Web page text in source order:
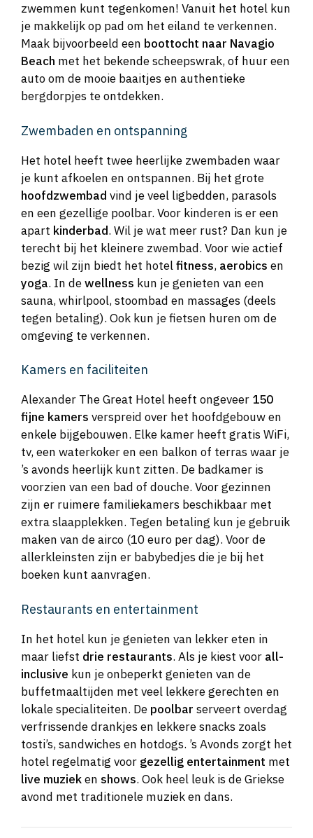
zwemmen kunt tegenkomen! Vanuit het hotel kun
je makkelijk op pad om het eiland te verkennen.
Maak bijvoorbeeld een boottocht naar Navagio
Beach met het bekende scheepswrak, of huur een
auto om de mooie baaitjes en authentieke
bergdorpjes te ontdekken.
Zwembaden en ontspanning
Het hotel heeft twee heerlijke zwembaden waar
je kunt afkoelen en ontspannen. Bij het grote
hoofdzwembad vind je veel ligbedden, parasols
en een gezellige poolbar. Voor kinderen is er een
apart kinderbad. Wil je wat meer rust? Dan kun je
terecht bij het kleinere zwembad. Voor wie actief
bezig wil zijn biedt het hotelfitness, aerobics en
yoga. In dewellness kun je genieten van een
sauna, whirlpool, stoombad en massages (deels
tegen betaling). Ook kun je fietsen huren om de
omgeving te verkennen.
Kamers en faciliteiten
Alexander The Great Hotel heeft ongeveer 150
fijne kamers verspreid over het hoofdgebouw en
enkele bijgebouwen. Elke kamer heeft gratis WiFi,
tv, een waterkoker en een balkon of terras waar je
’s avonds heerlijk kunt zitten. De badkamer is
voorzien van een bad of douche. Voor gezinnen
zijn er ruimere familiekamers beschikbaar met
extra slaapplekken. Tegen betaling kun je gebruik
maken van de airco (10 euro per dag). Voor de
allerkleinsten zijn er babybedjes die je bij het
boeken kunt aanvragen.
Restaurants en entertainment
In het hotel kun je genieten van lekker eten in
maar liefst drie restaurants. Als je kiest voor all-
inclusive kun je onbeperkt genieten van de
buffetmaaltijden met veel lekkere gerechten en
lokale specialiteiten. De poolbar serveert overdag
verfrissende drankjes en lekkere snacks zoals
tosti’s, sandwiches en hotdogs. ’s Avonds zorgt het
hotel regelmatig voor gezellig entertainment met
live muzieken shows. Ook heel leuk is de Griekse
avond met traditionele muziek en dans.